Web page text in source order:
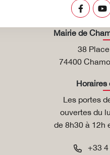
Lien
Mairie de
38
74400
Horaires
Les portes
ouvertes du
de 8h30 à 12h
+33 4